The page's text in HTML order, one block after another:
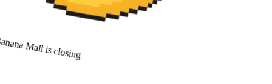
Mall is closing